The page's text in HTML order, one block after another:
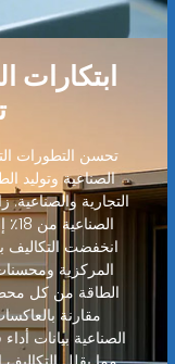
ابتكارات
تحسن التطورات
الصناعية وتوليد
التجارية
المركزية
مقارنة
الصناعية بيانات